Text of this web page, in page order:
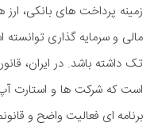
زمینه پرداخت های بانکی،
مالی و سرمایه گذاری
تک داشته باشد. در ایران،
است که شرکت ها و استارت
برنامه ای فعالیت واضح و